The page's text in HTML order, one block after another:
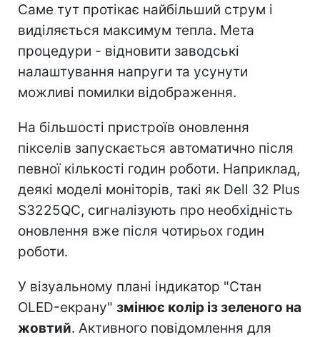
Саме тут протікає найбільший струм і
виділяється максимум тепла. Мета
процедури - відновити заводські
налаштування напруги та усунути
можливі помилки відображення.
На більшості пристроїв оновлення
пікселів запускається автоматично після
певної кількості годин роботи. Наприклад,
деякі моделі моніторів, такі як Dell 32 Plus
S3225QC, сигналізують про необхідність
оновлення вже після чотирьох годин
роботи.
У візуальному плані індикатор "Стан
OLED-екрану" змінює колір із зеленого на
жовтий. Активного повідомлення для